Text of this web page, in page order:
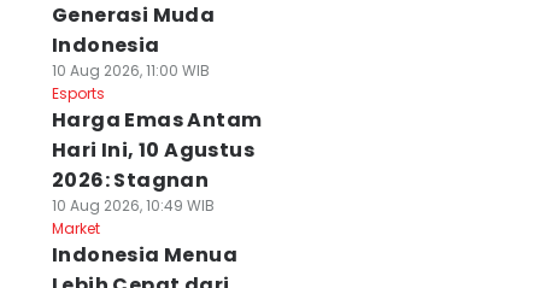
Generasi Muda
Indonesia
10 Aug 2026, 11:00 WIB
Esports
Harga Emas Antam
Hari Ini, 10 Agustus
2026: Stagnan
10 Aug 2026, 10:49 WIB
Market
Indonesia Menua